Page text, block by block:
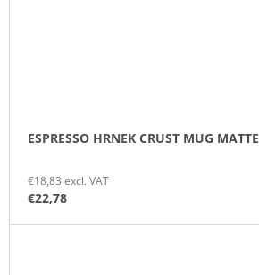
ESPRESSO HRNEK CRUST MUG MATTE
€18,83 excl. VAT
€22,78